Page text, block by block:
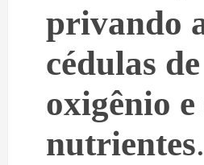
privando
cédulas de
oxigênio e
nutrientes